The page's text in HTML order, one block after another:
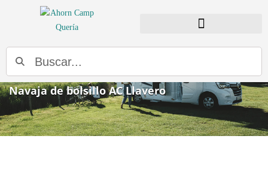
Navaja de bolsillo AC Llavero